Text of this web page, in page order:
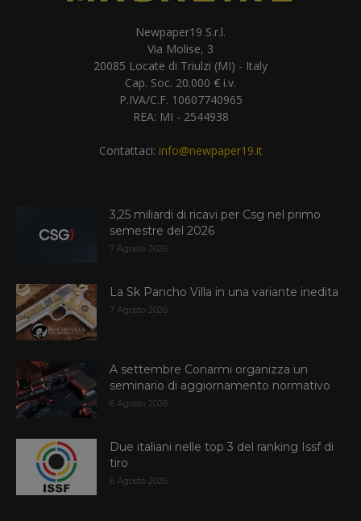
Newpaper19 S.r.l.
Via Molise, 3
20085 Locate di Triulzi (MI) - Italy
Cap. Soc. 20.000 € i.v.
P.IVA/C.F. 10607740965
REA: MI - 2544938
Contattaci: info@newpaper19.it
3,25 miliardi di ricavi per Csg nel primo
semestre del 2026
7 Agosto 2026
La Sk Pancho Villa in una variante inedita
7 Agosto 2026
A settembre Conarmi organizza un
seminario di aggiornamento normativo
6 Agosto 2026
Due italiani nelle top 3 del ranking Issf di
tiro
6 Agosto 2026